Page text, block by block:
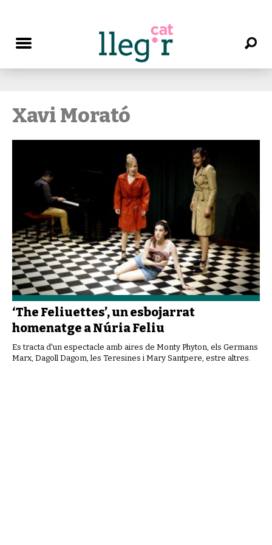
Xavi Morató
‘The Feliuettes’, un esbojarrat
homenatge a Núria Feliu
Es tracta d'un espectacle amb aires de Monty Phyton, els Germans
Marx, Dagoll Dagom, les Teresines i Mary Santpere, estre altres.